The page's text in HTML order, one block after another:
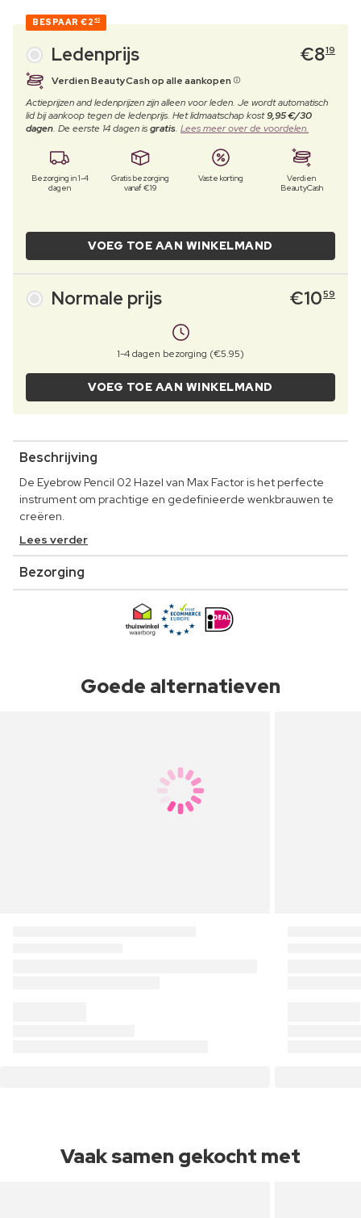
BESPAAR €2 40
Ledenprijs €819
Verdien BeautyCash op alle aankopen
Actieprijzen and ledenprijzen zijn alleen voor leden. Je wordt automatisch
lid bij aankoop tegen de ledenprijs. Het lidmaatschap kost9,95 €/30
dagen. De eerste 14 dagen isgratis. Lees meer over de voordelen.
Bezorging in 1-4
dagen
Gratis bezorging
vanaf €19
Vaste korting
Verdien
BeautyCash
VOEG TOE AAN WINKELMAND
Normale prijs €1059
1-4 dagen bezorging (€5.95)
VOEG TOE AAN WINKELMAND
Beschrijving
De Eyebrow Pencil 02 Hazel van Max Factor is het perfecte
instrument om prachtige en gedefinieerde wenkbrauwen te
creëren.
Lees verder
Bezorging
Goede alternatieven
Vaak samen gekocht met